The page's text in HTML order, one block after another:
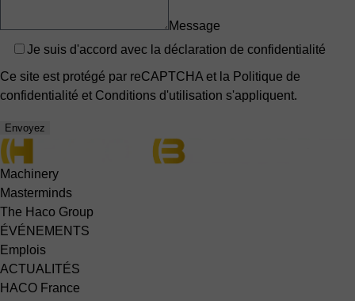
Message
Privacy
Je suis d'accord avec la déclaration de confidentialité
Ce site est protégé par reCAPTCHA et la Politique de
confidentialité et Conditions d'utilisation s'appliquent.
Envoyez
Machinery
Masterminds
The Haco Group
ÉVÉNEMENTS
Emplois
ACTUALITÉS
HACO France